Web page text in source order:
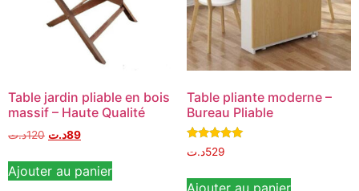
Table jardin pliable en bois
massif – Haute Qualité
120د.ت 89د.ت
Ajouter au panier
Table pliante moderne –
Bureau Pliable
Note
5.00
529د.ت
Ajouter au panier